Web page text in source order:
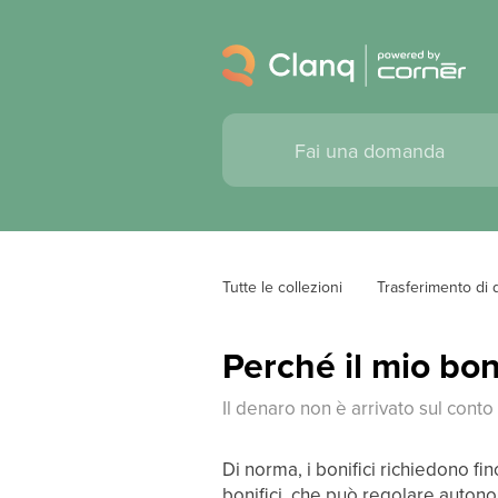
Tutte le collezioni Trasferimento di
Perché il mio
Il denaro non è arrivato sul conto
Di norma, i bonifici richiedono